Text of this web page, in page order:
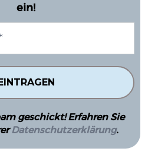
ein!
geschickt! Erfahren Sie
Datenschutzerklärung.